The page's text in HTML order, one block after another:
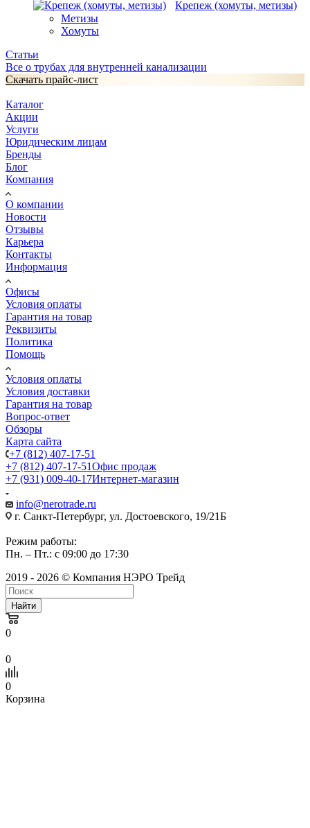
Крепеж (хомуты, метизы)
Метизы
Хомуты
Статьи
Все о трубах для внутренней канализации
Скачать прайс-лист
Каталог
Акции
Услуги
Юридическим лицам
Бренды
Блог
Компания
О компании
Новости
Отзывы
Карьера
Контакты
Информация
Офисы
Условия оплаты
Гарантия на товар
Реквизиты
Политика
Помощь
Условия оплаты
Условия доставки
Гарантия на товар
Вопрос-ответ
Обзоры
Карта сайта
+7 (812) 407-17-51
+7 (812) 407-17-51Офис продаж
+7 (931) 009-40-17Интернет-магазин
info@nerotrade.ru
г. Санкт-Петербург, ул. Достоевского, 19/21Б
Режим работы:
Пн. – Пт.: с 09:00 до 17:30
2019 - 2026 © Компания НЭРО Трейд
Найти
0
0
0
Корзина